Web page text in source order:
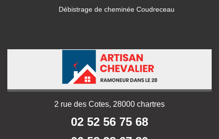
Débistrage de cheminée Coudreceau
2 rue des Cotes, 28000 chartres
02 52 56 75 68